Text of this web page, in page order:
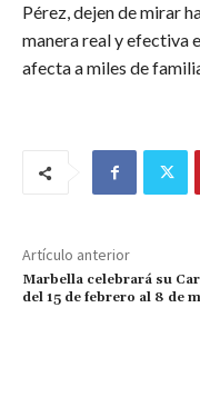
Pérez, dejen de mirar
manera real y efectiva
afecta a miles de
Artículo anterior
Marbella celebrará su
del 15 de febrero al 8 de